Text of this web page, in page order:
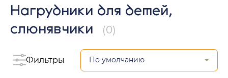
Нагрудники для детей,
слюнявчики
(0)
Фильтры